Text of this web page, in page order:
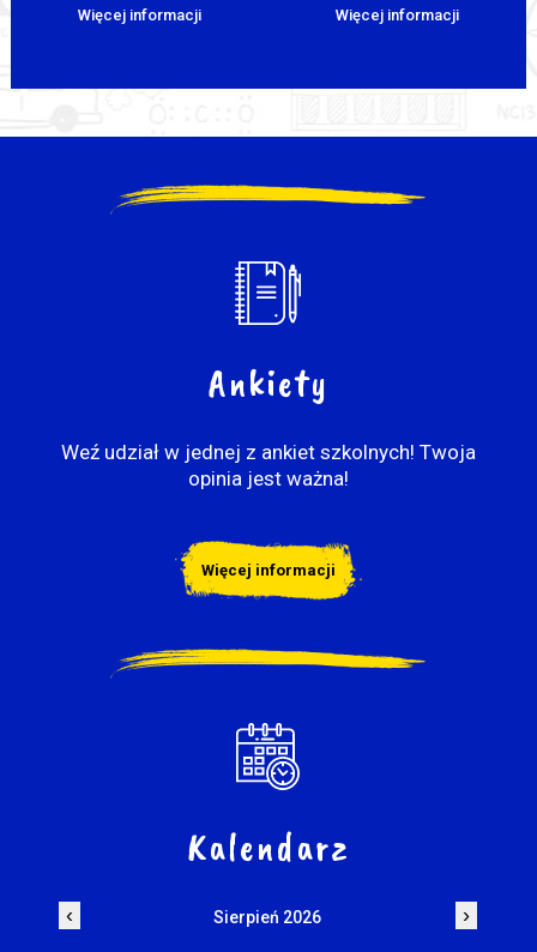
Więcej informacji Więcej informacji
Ankiety
Weź udział w jednej z ankiet szkolnych! Twoja
opinia jest ważna!
Więcej informacji
Kalendarz
‹ Sierpień 2026 ›